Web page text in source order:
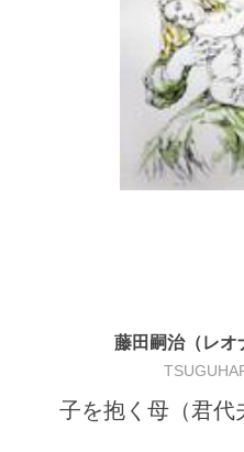
藤田嗣治（レオ
子を抱く母（君代